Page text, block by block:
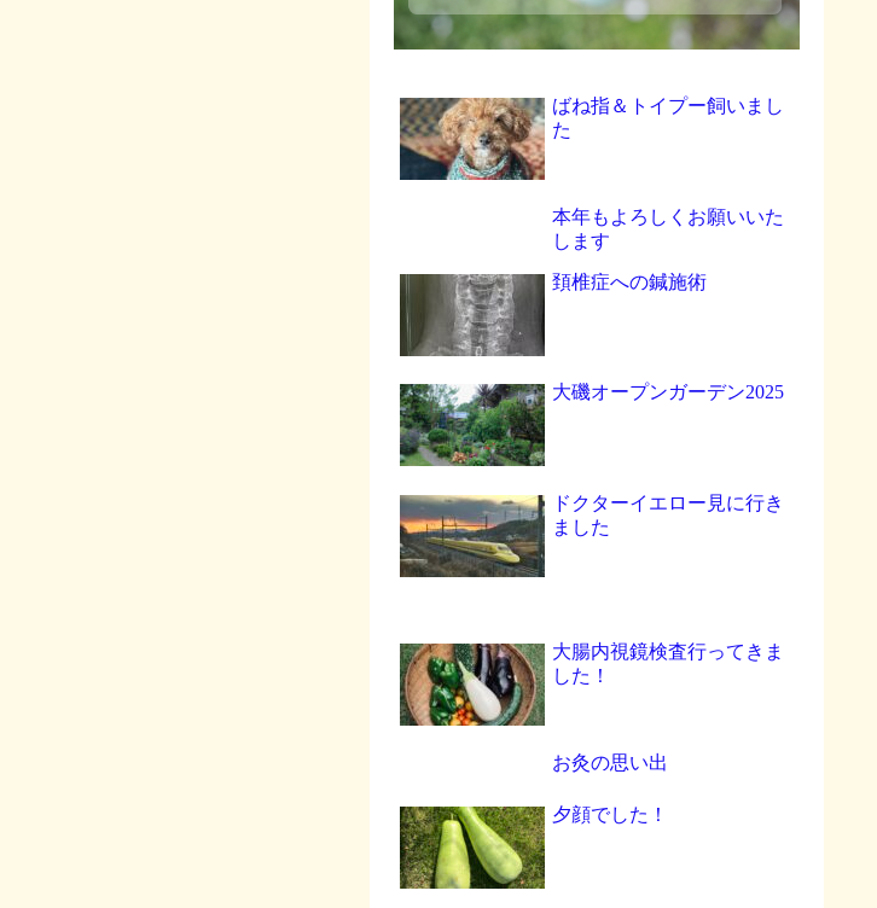
ばね指＆トイプー飼いまし
た
本年もよろしくお願いいた
します
頚椎症への鍼施術
大磯オープンガーデン2025
ドクターイエロー見に行き
ました
大腸内視鏡検査行ってきま
した！
お灸の思い出
夕顔でした！